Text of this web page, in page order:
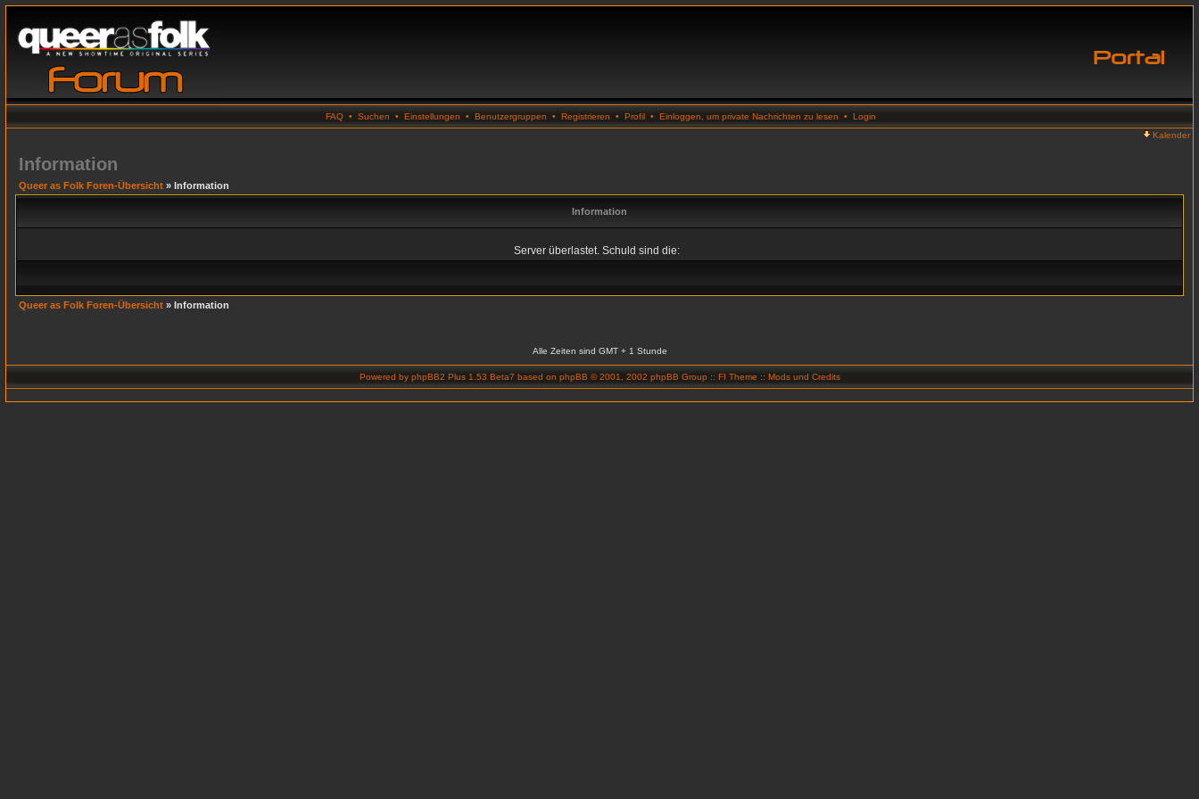
FAQ • Suchen • Einstellungen • Benutzergruppen • Registrieren • Profil • Einloggen, um private Nachrichten zu lesen • Login
Kalender
Information
Queer as Folk Foren-Übersicht » Information
Information
Server überlastet. Schuld sind die:
Queer as Folk Foren-Übersicht » Information
Alle Zeiten sind GMT + 1 Stunde
Powered by phpBB2 Plus 1.53 Beta7 based on phpBB © 2001, 2002 phpBB Group :: FI Theme :: Mods und Credits